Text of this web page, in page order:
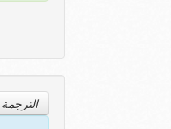
الترجمة Translation